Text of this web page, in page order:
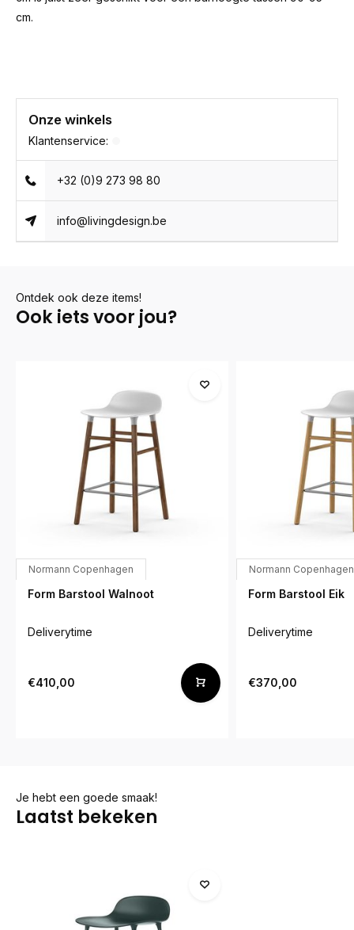
cm.
Onze winkels
Klantenservice:
+32 (0)9 273 98 80
info@livingdesign.be
Ontdek ook deze items!
Ook iets voor jou?
Normann Copenhagen
Form Barstool Walnoot
Deliverytime
€410,00
Normann Copenhagen
Form Barstool Eik
Deliverytime
€370,00
Je hebt een goede smaak!
Laatst bekeken